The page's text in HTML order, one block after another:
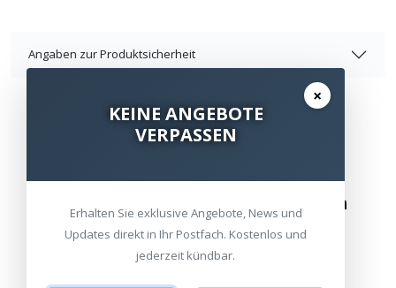
Angaben zur Produktsicherheit
Besuchen Sie unsere Ausstellungen
Bitte besuchen Sie uns nur mit Termin.
×
KEINE ANGEBOTE
VERPASSEN
Erhalten Sie exklusive Angebote, News und
Updates direkt in Ihr Postfach. Kostenlos und
jederzeit kündbar.